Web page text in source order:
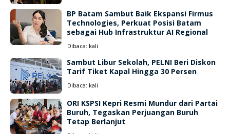
BP Batam Sambut Baik Ekspansi Firmus
Technologies, Perkuat Posisi Batam
sebagai Hub Infrastruktur AI Regional
Dibaca: kali
Sambut Libur Sekolah, PELNI Beri Diskon
Tarif Tiket Kapal Hingga 30 Persen
Dibaca: kali
ORI KSPSI Kepri Resmi Mundur dari Partai
Buruh, Tegaskan Perjuangan Buruh
Tetap Berlanjut